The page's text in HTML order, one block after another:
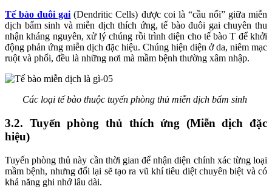
Tế bào đuôi gai (Dendritic Cells) được coi là “cầu nối” giữa miễn
dịch bẩm sinh và miễn dịch thích ứng, tế bào đuôi gai chuyên thu
nhận kháng nguyên, xử lý chúng rồi trình diện cho tế bào T để khởi
động phản ứng miễn dịch đặc hiệu. Chúng hiện diện ở da, niêm mạc
ruột và phổi, đều là những nơi mà mầm bệnh thường xâm nhập.
Các loại tế bào thuộc tuyến phòng thủ miễn dịch bẩm sinh
3.2. Tuyến phòng thủ thích ứng (Miễn dịch đặc
hiệu)
Tuyến phòng thủ này cần thời gian để nhận diện chính xác từng loại
mầm bệnh, nhưng đổi lại sẽ tạo ra vũ khí tiêu diệt chuyên biệt và có
khả năng ghi nhớ lâu dài.